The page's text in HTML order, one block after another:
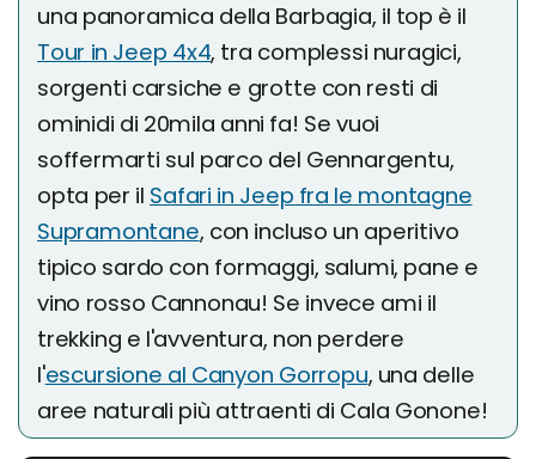
una panoramica della Barbagia, il top è il
Tour in Jeep 4x4, tra complessi nuragici,
sorgenti carsiche e grotte con resti di
ominidi di 20mila anni fa! Se vuoi
soffermarti sul parco del Gennargentu,
opta per il Safari in Jeep fra le montagne
Supramontane, con incluso un aperitivo
tipico sardo con formaggi, salumi, pane e
vino rosso Cannonau! Se invece ami il
trekking e l'avventura, non perdere
l'escursione al Canyon Gorropu, una delle
aree naturali più attraenti di Cala Gonone!